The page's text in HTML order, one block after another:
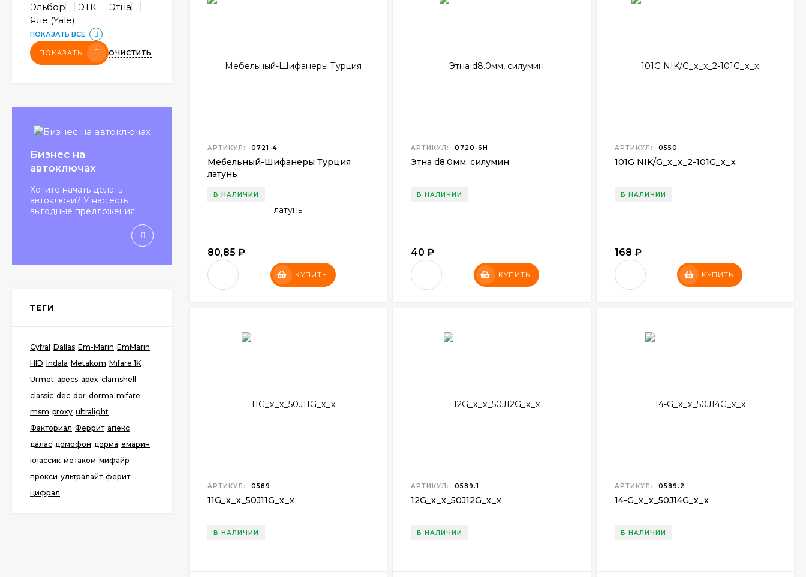
АРТИКУЛ: 0721-4
Мебельный-Шифанеры Турция
латунь
В НАЛИЧИИ
80,85 ₽
КУПИТЬ
АРТИКУЛ: 0720-6Н
Этна d8.0мм, силумин
В НАЛИЧИИ
40₽
КУПИТЬ
АРТИКУЛ: 0550
101G NIK/G x x 2-101G x _x
В НАЛИЧИИ
168 ₽
КУПИТЬ
АРТИКУЛ: 0589
11G x x 50J11G x _x
В НАЛИЧИИ
АРТИКУЛ: 0589.1
12G _x _x _50J12G _x _x
В НАЛИЧИИ
АРТИКУЛ: 0589.2
14-G x x 50J14G x _x
В НАЛИЧИИ
Эльбор
ЭТК
Этна
Яле (Yale)
ПОКАЗАТЬ ВСЕ
ПОКАЗАТЬ ОЧИСТИТЬ
Бизнес на
автоключах
Хотите начать делать
автоключи? У нас есть
выгодные предложения!
ТЕГИ
Cyfral Dallas Em-Marin EmMarin
HID Indala Metakom Mifare 1K
Urmet apecs apex clamshell
classic dec dor dorma mifare
msm proxy ultralight
Факториал Феррит апекс
далас домофон дорма емарин
классик метаком мифайр
прокси ультралайт ферит
цифрал